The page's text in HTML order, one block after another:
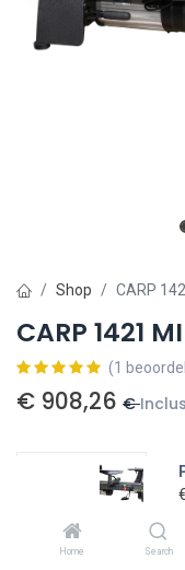
€
Home Search
Shop CARP
CARP 1421
(1
€ 908,26 €
Toevoegen